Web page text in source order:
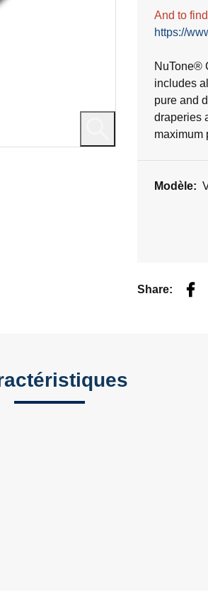
And to
https://
NuTone®
includes
pure and
draperies
maximum
Modèle:
Share: